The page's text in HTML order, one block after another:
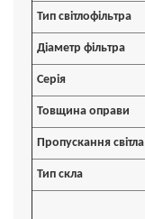
Тип світлофільтра
Діаметр фільтра
Серія
Товщина оправи
Пропускання світла
Тип скла